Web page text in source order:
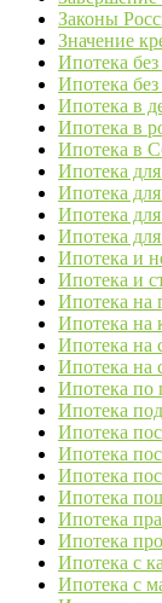
Законы
Значение
Ипотека без
Ипотека без
Ипотека в
Ипотека в
Ипотека в
Ипотека
Ипотека
Ипотека
Ипотека
Ипотека и
Ипотека и
Ипотека на
Ипотека на
Ипотека на
Ипотека на
Ипотека по
Ипотека
Ипотека
Ипотека
Ипотека
Ипотека
Ипотека
Ипотека
Ипотека с
Ипотека с